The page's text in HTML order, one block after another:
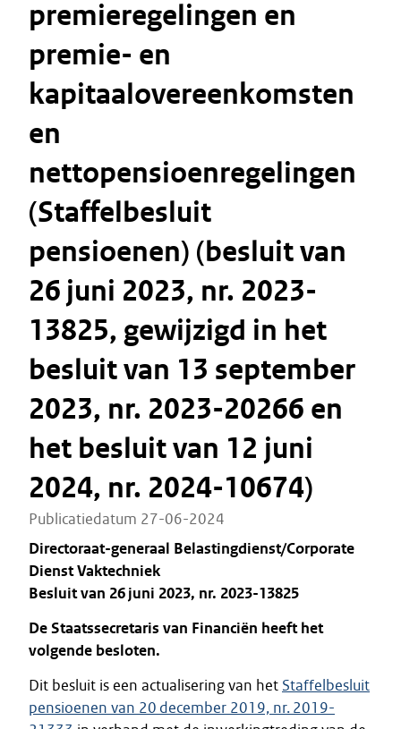
premieregelingen en
premie- en
kapitaalovereenkomsten
en
nettopensioenregelingen
(Staffelbesluit
pensioenen) (besluit van
26 juni 2023, nr. 2023-
13825, gewijzigd in het
besluit van 13 september
2023, nr. 2023-20266 en
het besluit van 12 juni
2024, nr. 2024-10674)
Publicatiedatum 27-06-2024
Directoraat-generaal Belastingdienst/Corporate
Dienst Vaktechniek
Besluit van 26 juni 2023, nr. 2023-13825
De Staatssecretaris van Financiën heeft het
volgende besloten.
Dit besluit is een actualisering van het Staffelbesluit
pensioenen van 20 december 2019, nr. 2019-